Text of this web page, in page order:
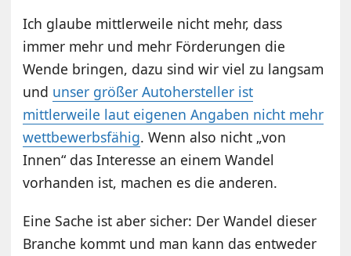
Ich glaube mittlerweile nicht mehr, dass
immer mehr und mehr Förderungen die
Wende bringen, dazu sind wir viel zu langsam
und unser größer Autohersteller ist
mittlerweile laut eigenen Angaben nicht mehr
wettbewerbsfähig. Wenn also nicht „von
Innen“ das Interesse an einem Wandel
vorhanden ist, machen es die anderen.
Eine Sache ist aber sicher: Der Wandel dieser
Branche kommt und man kann das entweder